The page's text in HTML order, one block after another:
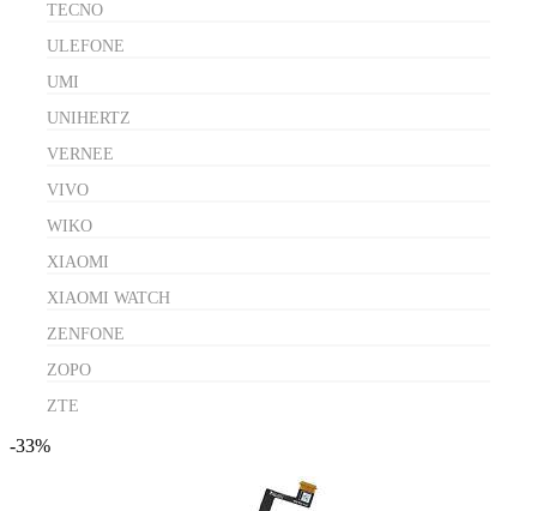
TECNO
ULEFONE
UMI
UNIHERTZ
VERNEE
VIVO
WIKO
XIAOMI
XIAOMI WATCH
ZENFONE
ZOPO
ZTE
-33%